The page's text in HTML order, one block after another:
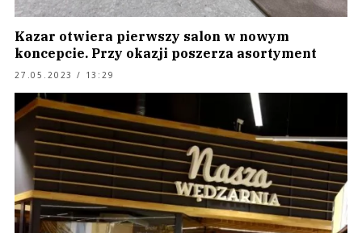
Kazar otwiera pierwszy salon w nowym
koncepcie. Przy okazji poszerza asortyment
27.05.2023 / 13:29